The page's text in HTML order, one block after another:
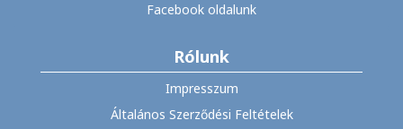
Facebook oldalunk
Rólunk
Impresszum
Általános Szerződési Feltételek